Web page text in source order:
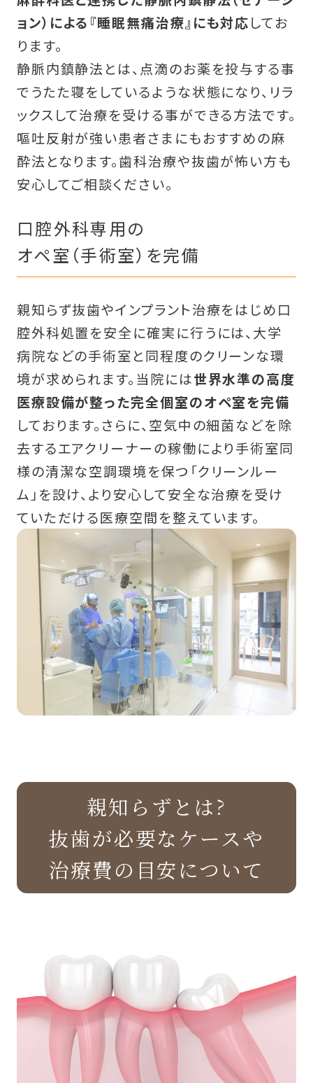
ョン）による『睡眠無痛治療』にも対応してお
ります。
静脈内鎮静法とは、点滴のお薬を投与する事
でうたた寝をしているような状態になり、リラ
ックスして治療を受ける事ができる方法です。
嘔吐反射が強い患者さまにもおすすめの麻
酔法となります。歯科治療や抜歯が怖い方も
安心してご相談ください。
口腔外科専用の
オペ室（手術室）を完備
親知らず抜歯やインプラント治療をはじめ口
腔外科処置を安全に確実に行うには、大学
病院などの手術室と同程度のクリーンな環
境が求められます。当院には世界水準の高度
医療設備が整った完全個室のオペ室を完備
しております。さらに、空気中の細菌などを除
去するエアクリーナーの稼働により手術室同
様の清潔な空調環境を保つ「クリーンルー
ム」を設け、より安心して安全な治療を受け
ていただける医療空間を整えています。
親知らずとは?
抜歯が必要なケースや
治療費の目安について